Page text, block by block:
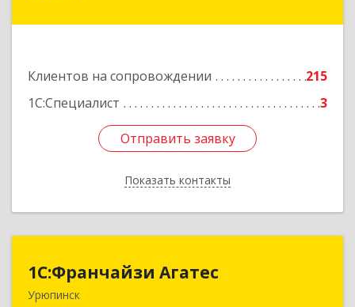
Клиентов на сопровождении
215
1С:Специалист
3
Отправить заявку
Показать контакты
Отправить заявку
Назад
1С:Франчайзи Агатес
Урюпинск
403113, Волгоградская обл, Урюпинск г, Ленина